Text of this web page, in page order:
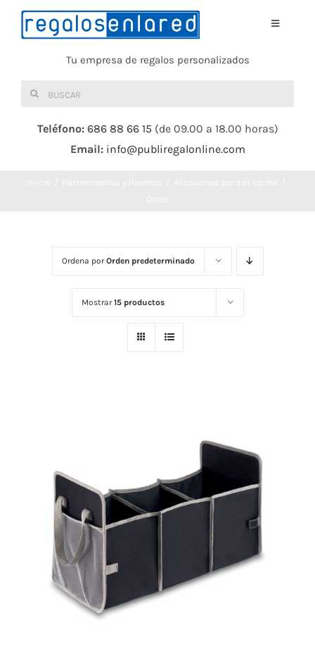
Saltar
Toggle
TECNOLOGÍA
NAVIDAD
WooCommerce Cart
Tu empresa de regalos personalizados
Buscar:
Teléfono: 686 88 66 15 (de 09.00 a 18.00 horas)
Email: info@publiregalonline.com
Ordena porOrden predeterminado
Mostrar15 productos